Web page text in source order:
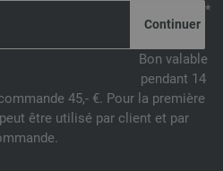
*
Bon valable
pendant 14
45,- €. Pour la première
être utilisé par client et par